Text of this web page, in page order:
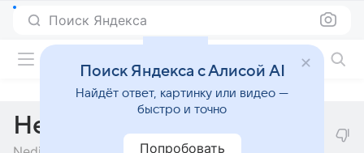
Поиск Яндекса
Неджим Бойззуль
Поиск Яндекса с Алисой AI
Найдёт ответ, картинку или видео —
быстро и точно
Попробовать